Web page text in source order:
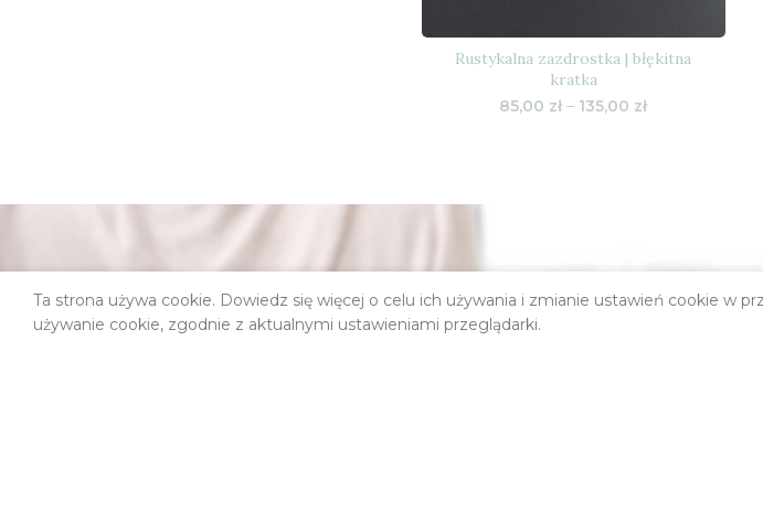
Rustykalna zazdrostka | błękitna
kratka
85,00 zł – 135,00 złZakres
ZAPISZ SIĘ DO NASZEGONEWSLETTERA!
Ta strona używa cookie. Dowiedz się więcej o celu ich używania i zmianie ustawień cookie w
używanie cookie, zgodnie z aktualnymi ustawieniami przeglądarki.